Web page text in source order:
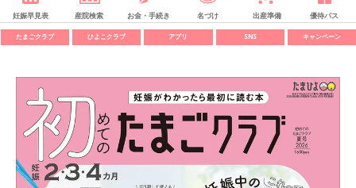
妊娠早見表 産院検索 お金・手続き 名づけ 出産準備 優待パス
たまごクラブ ひよこクラブ アプリ SNS キャンペーン